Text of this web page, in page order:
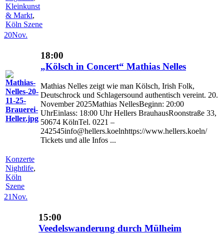
Kleinkunst
& Markt,
Köln Szene
20Nov.
18:00
„Kölsch in Concert“ Mathias Nelles
Mathias Nelles zeigt wie man Kölsch, Irish Folk,
Deutschrock und Schlagersound authentisch vereint. 20.
November 2025Mathias NellesBeginn: 20:00
UhrEinlass: 18:00 Uhr Hellers BrauhausRoonstraße 33,
50674 KölnTel. 0221 –
242545info@hellers.koelnhttps://www.hellers.koeln/
Tickets und alle Infos ...
Konzerte
Nightlife,
Köln
Szene
21Nov.
15:00
Veedelswanderung durch Mülheim